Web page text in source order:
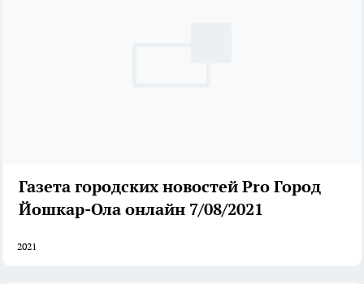
Газета городских новостей Pro Город
Йошкар-Ола онлайн 7/08/2021
2021